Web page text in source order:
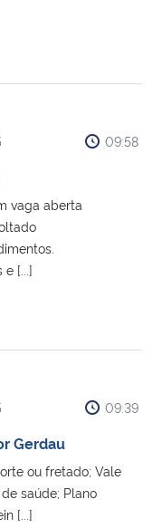
09:58
vaga aberta
[...]
09:39
Gerdau
ou fretado; Vale
saúde; Plano
[...]